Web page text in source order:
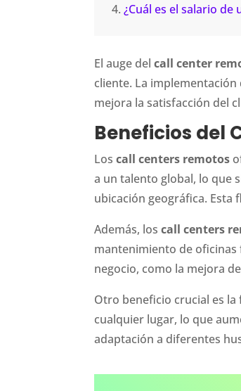
¿Cuál es el salario
El auge delcall center
cliente. La
mejora la satisfacción del
Beneficios del
Loscall centers remotos
a un talento global, lo que
ubicación geográfica. Esta
Además, loscall centers
mantenimiento de oficinas
negocio, como la mejora
Otro beneficio crucial es
cualquier lugar, lo que
adaptación a diferentes